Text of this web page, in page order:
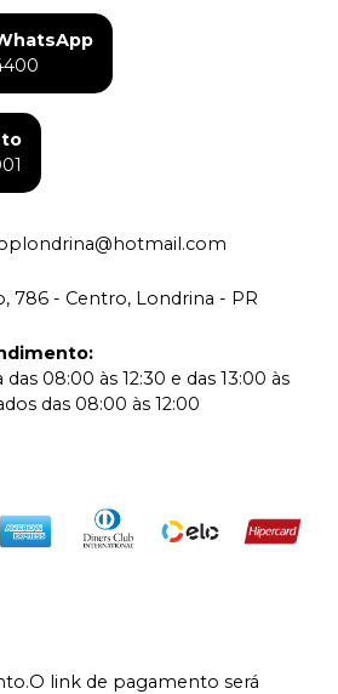
786 - Centro, Londrina - PR
:
08:00 às 12:30 e das 13:00 às
das 08:00 às 12:00
link de pagamento será